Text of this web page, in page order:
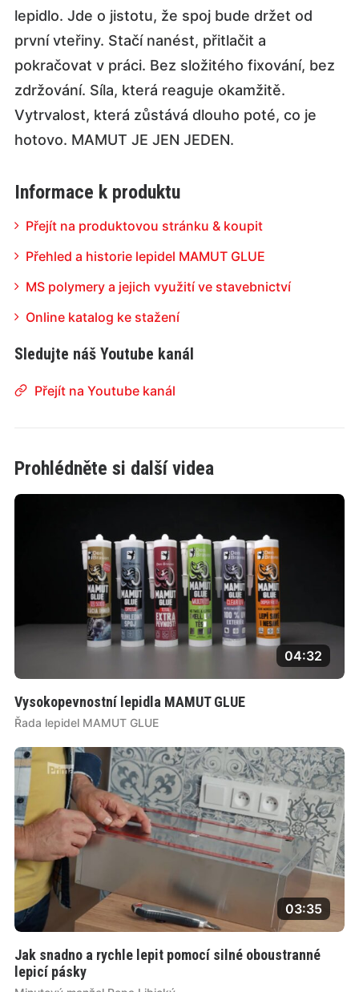
lepidlo. Jde o jistotu, že spoj bude držet od
první vteřiny. Stačí nanést, přitlačit a
pokračovat v práci. Bez složitého fixování, bez
zdržování. Síla, která reaguje okamžitě.
Vytrvalost, která zůstává dlouho poté, co je
hotovo. MAMUT JE JEN JEDEN.
Informace k produktu
Přejít na produktovou stránku & koupit
Přehled a historie lepidel MAMUT GLUE
MS polymery a jejich využití ve stavebnictví
Online katalog ke stažení
Sledujte náš Youtube kanál
Přejít na Youtube kanál
Prohlédněte si další videa
04:32
Vysokopevnostní lepidla MAMUT GLUE
Řada lepidel MAMUT GLUE
03:35
Jak snadno a rychle lepit pomocí silné oboustranné
lepicí pásky